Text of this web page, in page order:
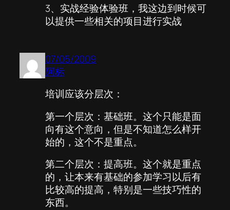
3、实战经验体验班，我这边到时候可
以提供一些相关的项目进行实战
07/05/2009
阿标
培训应该分层次：
第一个层次：基础班。这个只能是面
向有这个意向，但是不知道怎么样开
始的，这个不是重点。
第二个层次：提高班。这个就是重点
的，让本来有基础的参加学习以后有
比较高的提高，特别是一些技巧性的
东西。